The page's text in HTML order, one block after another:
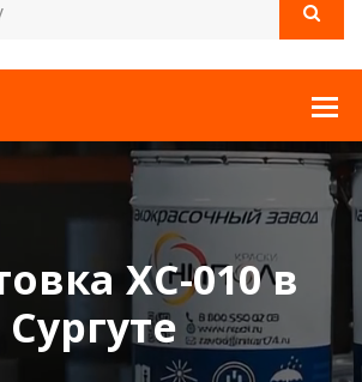
ХС-010 в
Сургуте